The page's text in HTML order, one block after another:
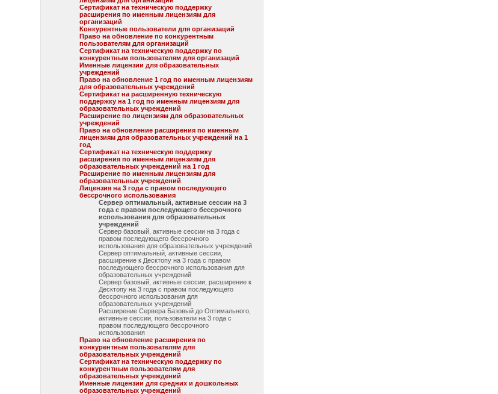
Сертификат на техническую поддержку
расширения по именным лицензиям для
организаций
Конкурентные пользователи для организаций
Право на обновление по конкурентным
пользователям для организаций
Сертификат на техническую поддержку по
конкурентным пользователям для организаций
Именные лицензии для образовательных
учреждений
Право на обновление 1 год по именным лицензиям
для образовательных учреждений
Сертификат на расширенную техническую
поддержку на 1 год по именным лицензиям для
образовательных учреждений
Расширение по лицензиям для образовательных
учреждений
Право на обновление расширения по именным
лицензиям для образовательных учреждений на 1
год
Сертификат на техническую поддержку
расширения по именным лицензиям для
образовательных учреждений на 1 год
Расширение по именным лицензиям для
образовательных учреждений
Лицензия на 3 года с правом последующего
бессрочного использования
Сервер оптимальный, активные сессии на 3
года с правом последующего бессрочного
использования для образовательных
учреждений
Сервер базовый, активные сессии на 3 года с
правом последующего бессрочного
использования для образовательных учреждений
Сервер оптимальный, активные сессии,
расширение к Десктопу на 3 года с правом
последующего бессрочного использования для
образовательных учреждений
Сервер базовый, активные сессии, расширение к
Десктопу на 3 года с правом последующего
бессрочного использования для
образовательных учреждений
Расширение Сервера Базовый до Оптимального,
активные сессии, пользователи на 3 года с
правом последующего бессрочного
использования
Право на обновление расширения по
конкурентным пользователям для
образовательных учреждений
Сертификат на техническую поддержку по
конкурентным пользователям для
образовательных учреждений
Именные лицензии для средних и дошкольных
образовательных учреждений